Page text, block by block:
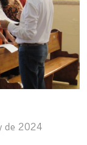
de 2024